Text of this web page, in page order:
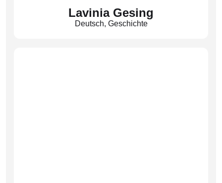
Lavinia Gesing
Deutsch, Geschichte